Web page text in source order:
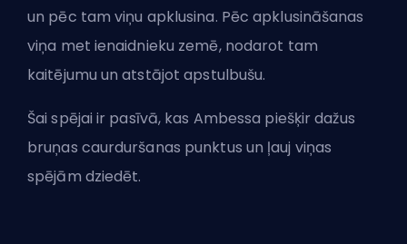
un pēc tam viņu apklusina. Pēc apklusināšanas
viņa met ienaidnieku zemē, nodarot tam
kaitējumu un atstājot apstulbušu.
Šai spējai ir pasīvā, kas Ambessa piešķir dažus
bruņas caurduršanas punktus un ļauj viņas
spējām dziedēt.